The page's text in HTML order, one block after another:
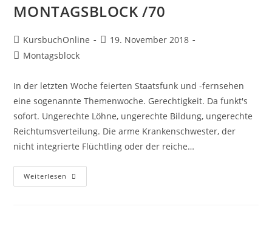
MONTAGSBLOCK /70
KursbuchOnline
19. November 2018
Montagsblock
In der letzten Woche feierten Staatsfunk und -fernsehen
eine sogenannte Themenwoche. Gerechtigkeit. Da funkt's
sofort. Ungerechte Löhne, ungerechte Bildung, ungerechte
Reichtumsverteilung. Die arme Krankenschwester, der
nicht integrierte Flüchtling oder der reiche…
Weiterlesen